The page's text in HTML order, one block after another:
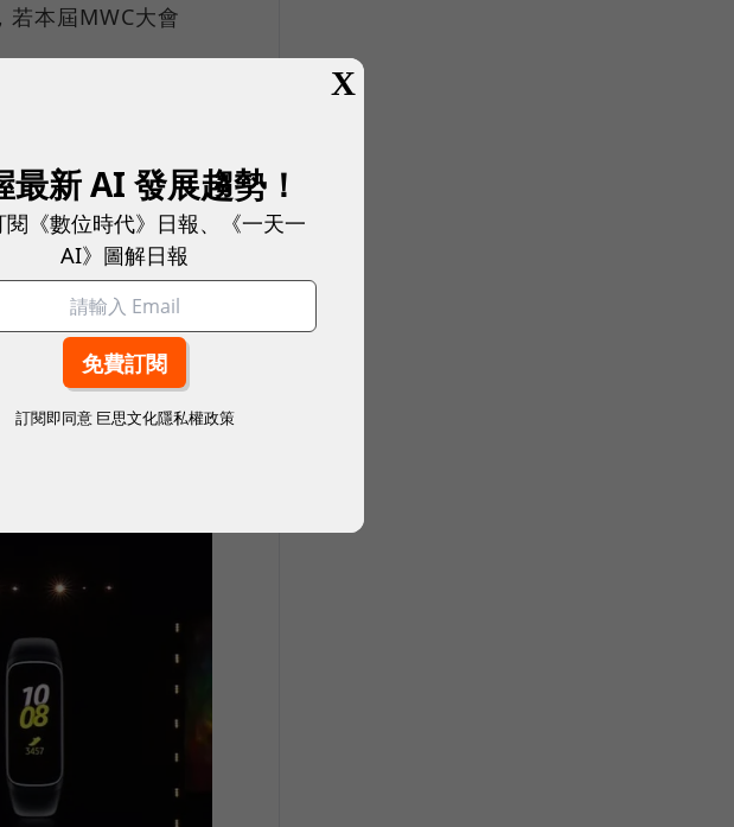
本屆MWC大會
掌握身心平衡，
內容與目標。
角逐雙獎榮譽
幣6,100元），預
。
X
最新 AI 發展趨勢！
閱《數位時代》日報、《一天一
AI》圖解日報
訂閱即同意 巨思文化隱私權政策